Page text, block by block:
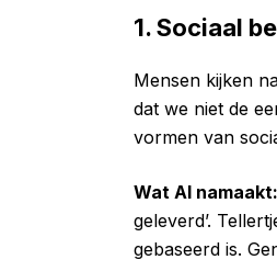
1. Sociaal
Mensen kijken
dat we niet de
vormen van
Wat AI namaakt:
geleverd’.
gebaseerd is.